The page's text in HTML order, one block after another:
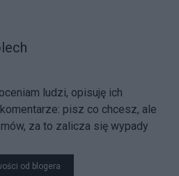
ludzi, opisuję ich
pisz co chcesz, ale
za to zalicza się wypady
od blogera